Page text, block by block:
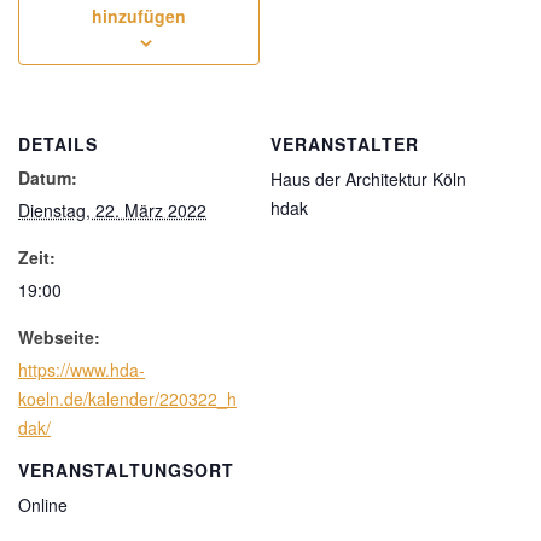
hinzufügen
DETAILS
Datum:
Dienstag, 22. März 2022
Zeit:
19:00
Webseite:
https://www.hda-
koeln.de/kalender/220322_h
dak/
VERANSTALTUNGSORT
Online
VERANSTALTER
Haus der Architektur Köln
hdak